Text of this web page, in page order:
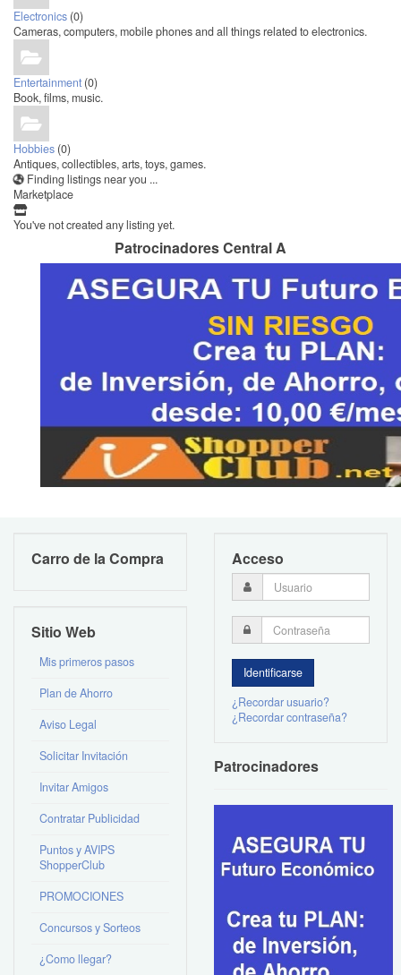
Electronics (0)
Cameras, computers, mobile phones and all things related to electronics.
Entertainment (0)
Book, films, music.
Hobbies (0)
Antiques, collectibles, arts, toys, games.
Finding listings near you ...
Marketplace
You've not created any listing yet.
Patrocinadores Central A
Carro de la Compra
Sitio Web
Mis primeros pasos
Plan de Ahorro
Aviso Legal
Solicitar Invitación
Invitar Amigos
Contratar Publicidad
Puntos y AVIPS
ShopperClub
PROMOCIONES
Concursos y Sorteos
¿Como llegar?
Acceso
¿Recordar usuario?
¿Recordar contraseña?
Patrocinadores